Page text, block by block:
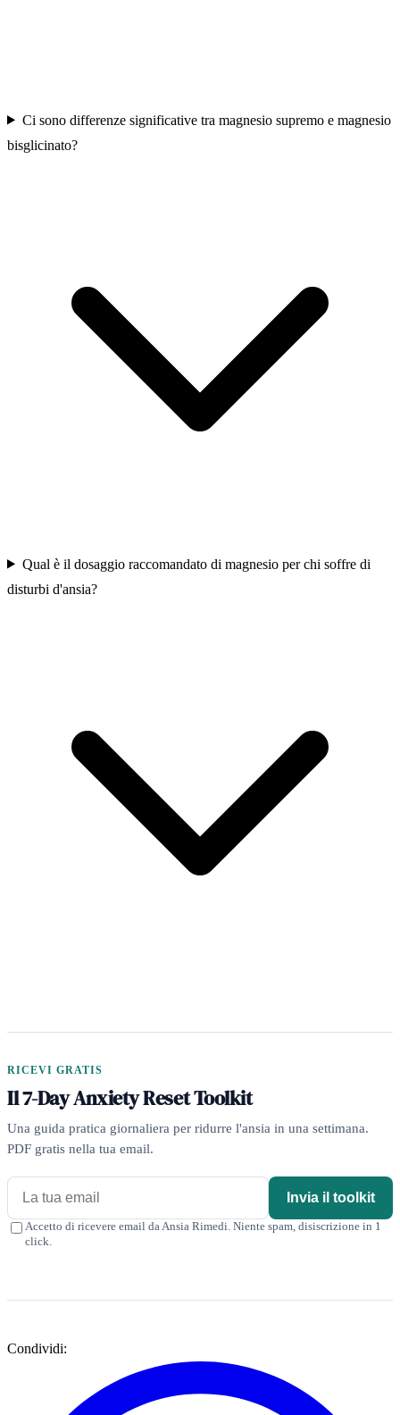
Ci sono differenze significative tra magnesio supremo e magnesio
bisglicinato?
Qual è il dosaggio raccomandato di magnesio per chi soffre di
disturbi d'ansia?
RICEVI GRATIS
Il 7-Day Anxiety Reset Toolkit
Una guida pratica giornaliera per ridurre l'ansia in una settimana.
PDF gratis nella tua email.
Invia il toolkit
Accetto di ricevere email da Ansia Rimedi. Niente spam, disiscrizione in 1
click.
Condividi: